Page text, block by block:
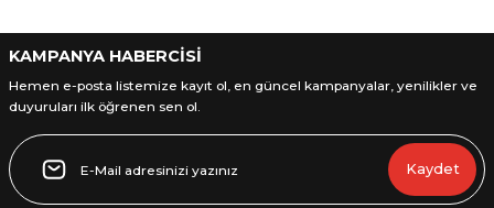
Gönder
KAMPANYA HABERCİSİ
Hemen e-posta listemize kayıt ol, en güncel kampanyalar, yenilikler ve
duyuruları ilk öğrenen sen ol.
Kaydet